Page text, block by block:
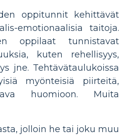
oppitunnit kehittävät
emotionaalisia taitoja.
oppilaat tunnistavat
kuten rehellisyys,
jne. Tehtävätaulukoissa
myönteisiä piirteitä,
huomioon. Muita
jolloin he tai joku muu